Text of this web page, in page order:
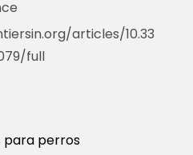
articles/10.33
full
para perros